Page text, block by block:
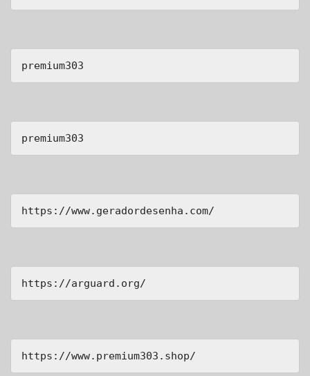
premium303
premium303
https://www.geradordesenha.com/
https://arguard.org/
https://www.premium303.shop/